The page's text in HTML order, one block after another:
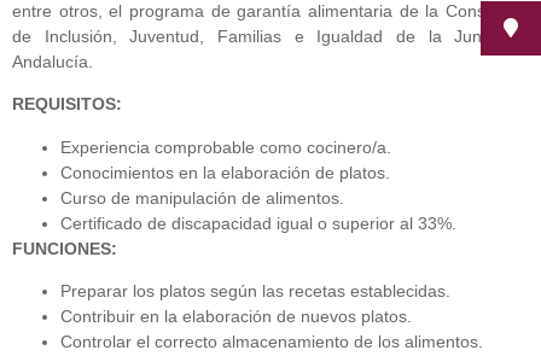
entre otros, el programa de garantía alimentaria de la Consejería
de Inclusión, Juventud, Familias e Igualdad de la Junta de
Andalucía.
REQUISITOS:
Experiencia comprobable como cocinero/a.
Conocimientos en la elaboración de platos.
Curso de manipulación de alimentos.
Certificado de discapacidad igual o superior al 33%.
FUNCIONES:
Preparar los platos según las recetas establecidas.
Contribuir en la elaboración de nuevos platos.
Controlar el correcto almacenamiento de los alimentos.